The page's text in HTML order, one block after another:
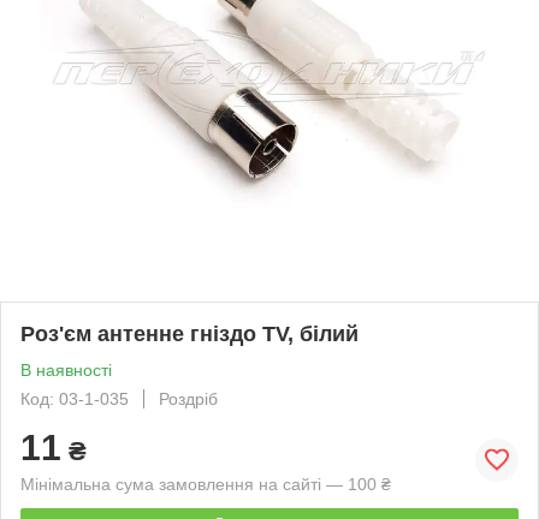
Роз'єм антенне гніздо TV, білий
В наявності
Код: 03-1-035
Роздріб
11 ₴
Мінімальна сума замовлення на сайті — 100 ₴